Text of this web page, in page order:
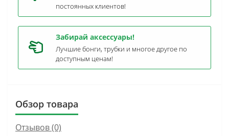
постоянных клиентов!
Забирай аксессуары!
Лучшие бонги, трубки и многое другое по
доступным ценам!
Обзор товара
Отзывов (0)